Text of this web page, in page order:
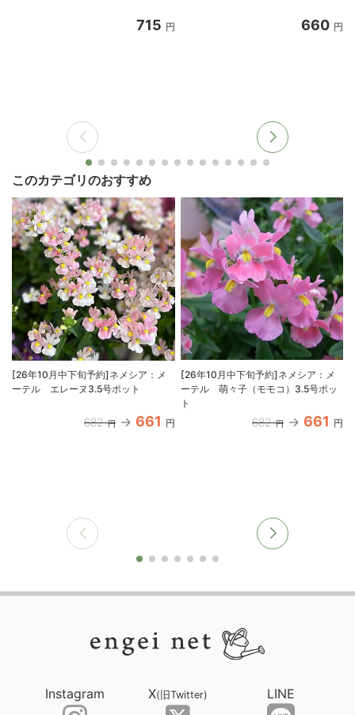
715 円 660 円
このカテゴリのおすすめ
[26年10月中下旬予約]ネメシア：メ
ーテル エレーヌ3.5号ポット
682 円 661 円
[26年10月中下旬予約]ネメシア：メ
ーテル 萌々子（モモコ）3.5号ポッ
ト
682 円 661 円
Instagram X(旧Twitter) LINE